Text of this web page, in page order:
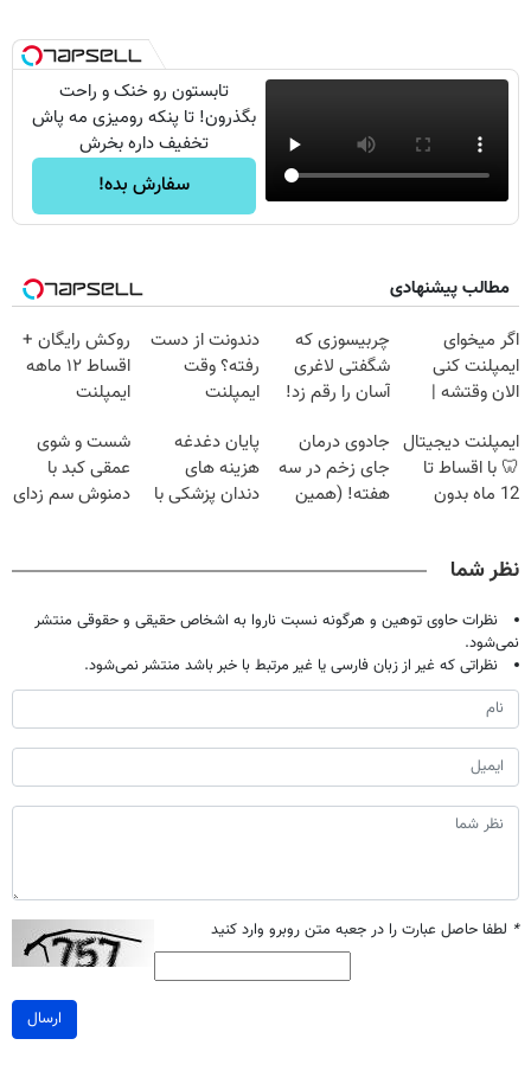
تابستون رو خنک و راحت
بگذرون! تا پنکه رومیزی مه پاش
تخفیف داره بخرش
سفارش بده!
مطالب پیشنهادی
اگر میخوای
ایمپلنت کنی
الان وقتشه |
میلیون تومان!!!
چربیسوزی که
شگفتی لاغری
آسان را رقم زد!
دندونت از دست
رفته؟ وقت
ایمپلنت
روکش رایگان +
اقساط ۱۲ ماهه
ایمپلنت
ایمپلنت دیجیتال
🦷 با اقساط تا
12 ماه بدون
جادوی درمان
جای زخم در سه
هفته! (همین
پایان دغدغه
هزینه های
دندان پزشکی با
شست و شوی
عمقی کبد با
دمنوش سم زدای
نظر شما
نظرات حاوی توهین و هرگونه نسبت ناروا به اشخاص حقیقی و حقوقی منتشر
نمی‌شود.
نظراتی که غیر از زبان فارسی یا غیر مرتبط با خبر باشد منتشر نمی‌شود.
* لطفا حاصل عبارت را در جعبه متن روبرو وارد کنید
ارسال